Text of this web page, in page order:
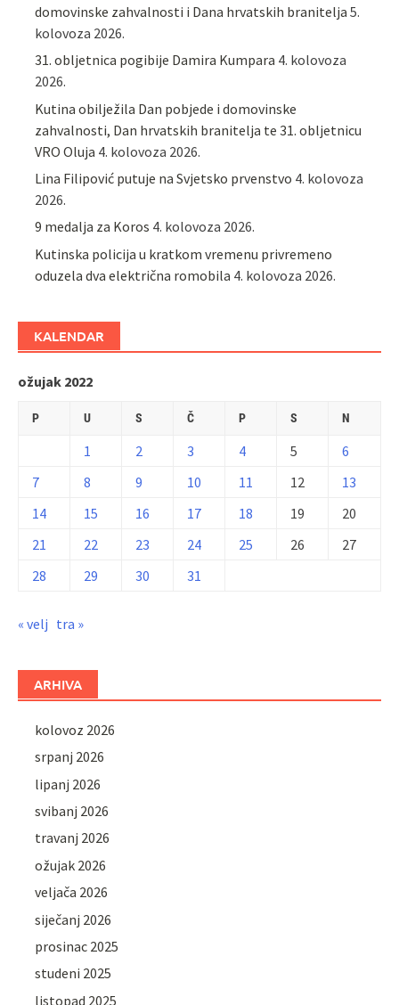
domovinske zahvalnosti i Dana hrvatskih branitelja 5.
kolovoza 2026.
31. obljetnica pogibije Damira Kumpara 4. kolovoza
2026.
Kutina obilježila Dan pobjede i domovinske
zahvalnosti, Dan hrvatskih branitelja te 31. obljetnicu
VRO Oluja 4. kolovoza 2026.
Lina Filipović putuje na Svjetsko prvenstvo 4. kolovoza
2026.
9 medalja za Koros 4. kolovoza 2026.
Kutinska policija u kratkom vremenu privremeno
oduzela dva električna romobila 4. kolovoza 2026.
KALENDAR
ožujak 2022
P U S Č P S N
1 2 3 4 5
6
7
8 9 10 11 12
13
14
15 16 17 18 19
20
21
22 23 24 25 26
27
28
29 30 31
« velj tra »
ARHIVA
kolovoz 2026
srpanj 2026
lipanj 2026
svibanj 2026
travanj 2026
ožujak 2026
veljača 2026
siječanj 2026
prosinac 2025
studeni 2025
listopad 2025